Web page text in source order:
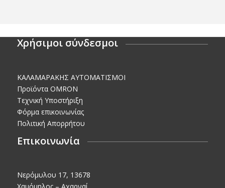
Χρήσιμοι σύνδεσμοι
KΑΛΑΜΑΡΑΚΗΣ AΥΤΟΜΑΤΙΣΜΟΙ
Προϊόντα OMRON
Τεχνική Υποστήριξη
Φόρμα επικοινωνίας
Πολιτική Απορρήτου
Επικοινωνία
Νερόμυλου 17, 13678